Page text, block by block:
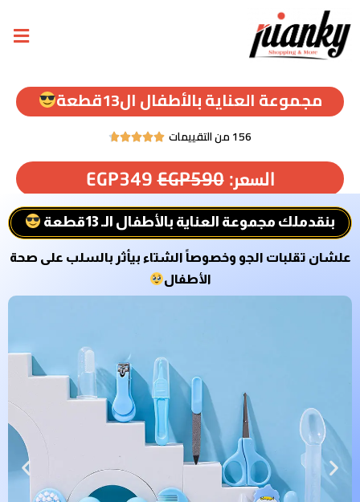
مجموعة العناية بالأطفال ال13قطعة
156 من التقييمات 




السعر: EGP590
EGP349
بنقدملك مجموعة العناية بالأطفال الـ 13قطعة
علشان تقلبات الجو وخصوصاً الشتاء بيأثر بالسلب على صحة
الأطفال